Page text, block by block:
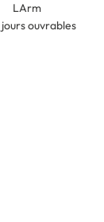
LArm
jours ouvrables